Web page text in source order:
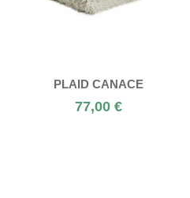
PLAID CANACE
77,00 €